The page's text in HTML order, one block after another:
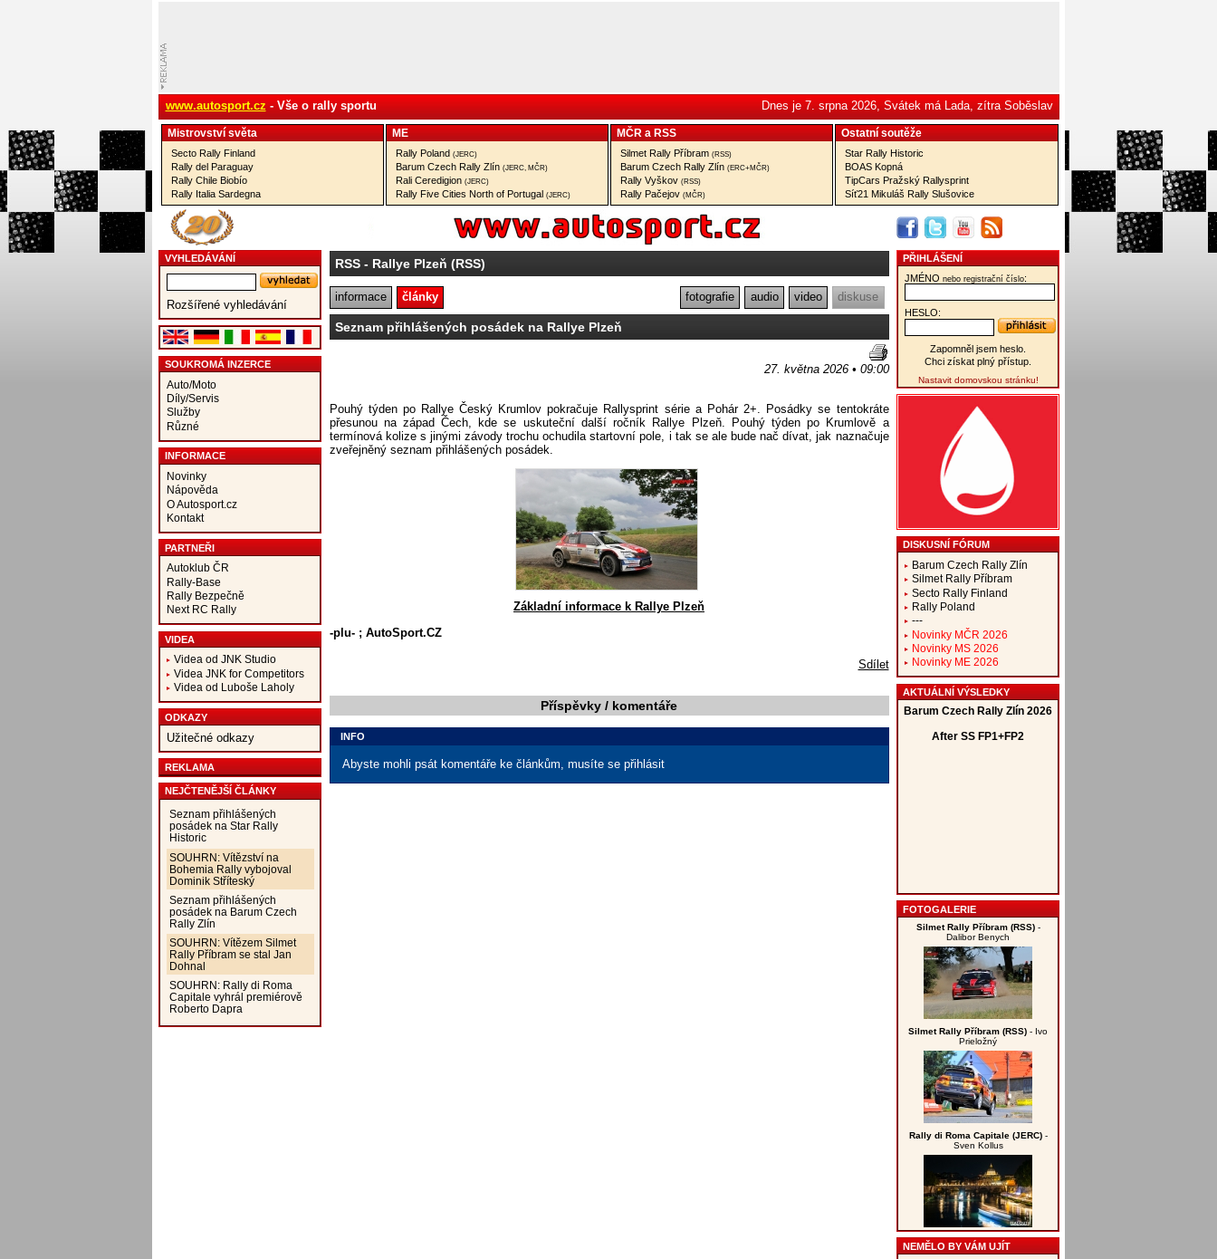
www.autosport.cz - Vše o rally sportu Dnes je 7. srpna 2026, Svátek má Lada, zítra Soběslav
Mistrovství­ světa
Secto Rally Finland
Rally del Paraguay
Rally Chile Biobío
Rally Italia Sardegna
ME
Rally Poland (JERC)
Barum Czech Rally Zlín (JERC, MČR)
Rali Ceredigion (JERC)
Rally Five Cities North of Portugal (JERC)
MČR a RSS
Silmet Rally Příbram (RSS)
Barum Czech Rally Zlín (ERC+MČR)
Rally Vyškov (RSS)
Rally Pačejov (MČR)
Ostatní­ soutěže
Star Rally Historic
BOAS Kopná
TipCars Pražský Rallysprint
Síť21 Mikuláš Rally Slušovice
VYHLEDÁVÁNÍ
Rozšířené vyhledávání
SOUKROMÁ INZERCE
Auto/Moto
Díly/Servis
Služby
Různé
INFORMACE
Novinky
Nápověda
O Autosport.cz
Kontakt
PARTNEŘI
Autoklub ČR
Rally-Base
Rally Bezpečně
Next RC Rally
VIDEA
Videa od JNK Studio
Videa JNK for Competitors
Videa od Luboše Laholy
ODKAZY
Užitečné odkazy
REKLAMA
NEJČTENĚJŠÍ ČLÁNKY
Seznam přihlášených
posádek na Star Rally
Historic
SOUHRN: Vítězství na
Bohemia Rally vybojoval
Dominik Stříteský
Seznam přihlášených
posádek na Barum Czech
Rally Zlín
SOUHRN: Vítězem Silmet
Rally Příbram se stal Jan
Dohnal
SOUHRN: Rally di Roma
Capitale vyhrál premiérově
Roberto Dapra
RSS- Rallye Plzeň (RSS)
informace články fotografie audio video diskuse
Seznam přihlášených posádek na Rallye Plzeň
27. května 2026 • 09:00
Pouhý týden po Rallye Český Krumlov pokračuje Rallysprint série a Pohár 2+. Posádky se tentokráte
přesunou na západ Čech, kde se uskuteční další ročník Rallye Plzeň. Pouhý týden po Krumlově a
termínová kolize s jinými závody trochu ochudila startovní pole, i tak se ale bude nač dívat, jak naznačuje
zveřejněný seznam přihlášených posádek.
Základní informace k Rallye Plzeň
-plu- ; AutoSport.CZ
Sdílet
Příspěvky / komentáře
INFO
Abyste mohli psát komentáře ke článkům, musíte se přihlásit
PŘIHLÁŠENÍ
JMÉNO nebo registrační číslo:
HESLO:
Zapomněl jsem heslo.
Chci získat plný přístup.
Nastavit domovskou stránku!
DISKUSNÍ FÓRUM
Barum Czech Rally Zlín
Silmet Rally Příbram
Secto Rally Finland
Rally Poland
---
Novinky MČR 2026
Novinky MS 2026
Novinky ME 2026
AKTUÁLNÍ VÝSLEDKY
FOTOGALERIE
Silmet Rally Příbram (RSS)-
Dalibor Benych
Silmet Rally Příbram (RSS) - Ivo
Prieložný
Rally di Roma Capitale (JERC)-
Sven Kollus
NEMĚLO BY VÁM UJÍT